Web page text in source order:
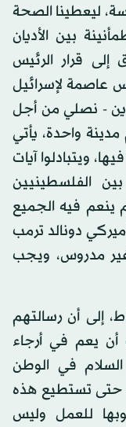
ليعطينا الصحة
بين الأديان
قرار الرئيس
عاصمة لإسرائيل
- نصلي من أجل
واحدة، يأتي
ويتبادلوا آيات
الفلسطينيين
ينعم فيه الجميع
دونالد ترمب
غير مدروس، ويجب
إلى أن رسالتهم
أن يعم في أرجاء
يكون عام 2018 عام السلام في الوطن
حتى تستطيع هذه
للعمل وليس